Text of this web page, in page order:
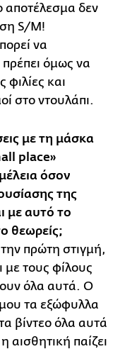
αποτέλεσμα δεν
S/M!
να
όμως να
φιλίες και
στο ντουλάπι.
με τη μάσκα
place»
όσον
της
με αυτό το
θεωρείς;
πρώτη στιγμή,
με τους φίλους
όλα αυτά. Ο
μου τα εξώφυλλα
βίντεο όλα αυτά
παίζει